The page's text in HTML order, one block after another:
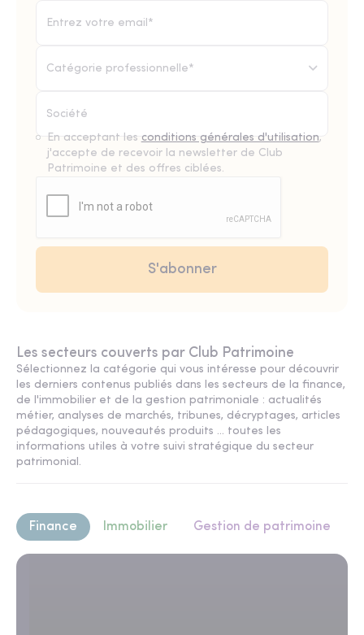
Catégorie professionnelle*
En acceptant les conditions générales d'utilisation,
j'accepte de recevoir la newsletter de Club
Patrimoine et des offres ciblées.
Les secteurs couverts par Club Patrimoine
Sélectionnez la catégorie qui vous intéresse pour découvrir
les derniers contenus publiés dans les secteurs de la finance,
de l'immobilier et de la gestion patrimoniale : actualités
métier, analyses de marchés, tribunes, décryptages, articles
pédagogiques, nouveautés produits ... toutes les
informations utiles à votre suivi stratégique du secteur
patrimonial.
Finance Immobilier Gestion de patrimoine